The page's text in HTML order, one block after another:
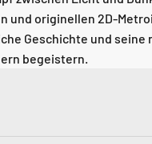
und originellen 2D-
Geschichte und seine
begeistern.